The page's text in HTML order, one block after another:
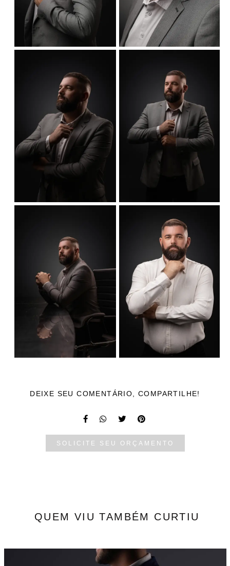
DEIXE SEU COMENTÁRIO, COMPARTILHE!
SOLICITE SEU ORÇAMENTO
QUEM VIU TAMBÉM CURTIU